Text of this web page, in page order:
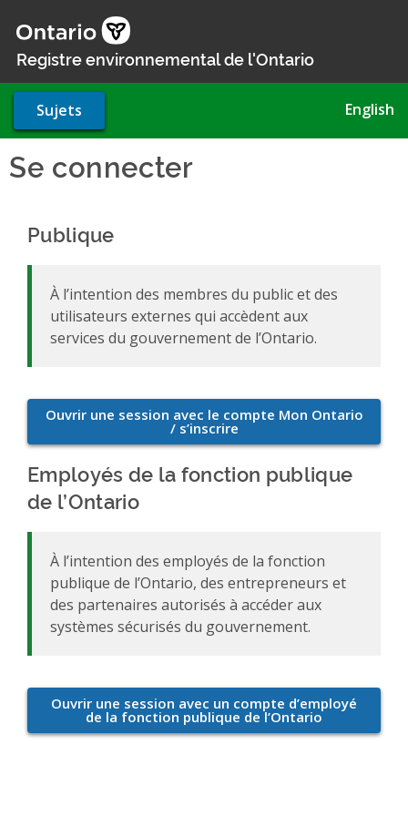
au
contenu
Registre environnemental de l'Ontario
Sujets English
Se connecter
Publique
À l’intention des membres du public et des
utilisateurs externes qui accèdent aux
services du gouvernement de l’Ontario.
Employés de la fonction publique
de l’Ontario
À l’intention des employés de la fonction
publique de l’Ontario, des entrepreneurs et
des partenaires autorisés à accéder aux
systèmes sécurisés du gouvernement.